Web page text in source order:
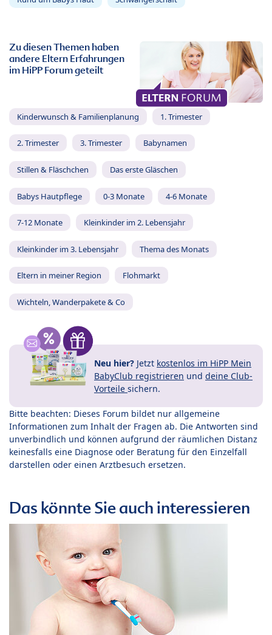
Zu diesen Themen haben
andere Eltern Erfahrungen
im HiPP Forum geteilt
Kinderwunsch & Familienplanung 1. Trimester
2. Trimester 3. Trimester Babynamen
Stillen & Fläschchen Das erste Gläschen
Babys Hautpflege 0-3 Monate 4-6 Monate
7-12 Monate Kleinkinder im 2. Lebensjahr
Kleinkinder im 3. Lebensjahr Thema des Monats
Eltern in meiner Region Flohmarkt
Wichteln, Wanderpakete & Co
Neu hier? Jetzt kostenlos im HiPP Mein
BabyClub registrieren und deine Club-
Vorteile sichern.
Bitte beachten: Dieses Forum bildet nur allgemeine
Informationen zum Inhalt der Fragen ab. Die Antworten sind
unverbindlich und können aufgrund der räumlichen Distanz
keinesfalls eine Diagnose oder Beratung für den Einzelfall
darstellen oder einen Arztbesuch ersetzen.
Das könnte Sie auch interessieren